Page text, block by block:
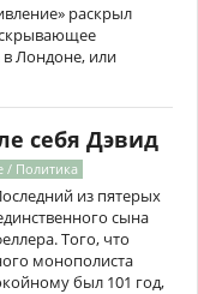
раскрыл
Лондоне, или
себя Дэвид
/ Политика
из пятерых
сына
Того, что
монополиста
был 101 год,